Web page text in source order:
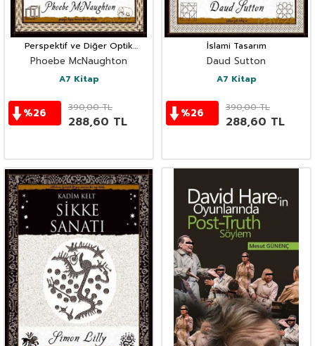
Perspektif ve Diğer Optik
İllüzyonlar
Phoebe McNaughton
A7 Kitap
%26 390,00TL
288,60 TL
İslami Tasarım
Daud Sutton
A7 Kitap
%26 390,00TL
288,60 TL